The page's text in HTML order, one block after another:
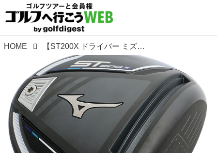
HOME 【ST200X ドライバー ミズノ】βチタンフェースで反発係数を適合内で最大化